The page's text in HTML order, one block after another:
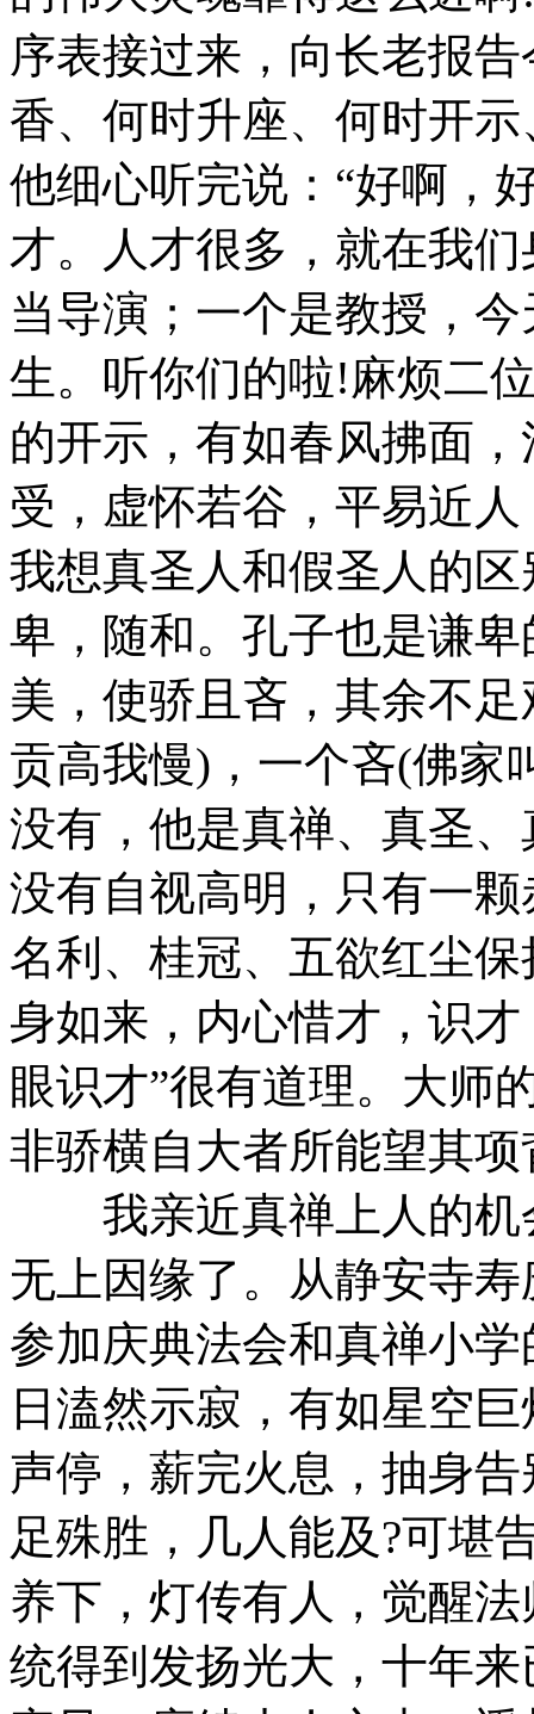
序表接过来，向长老报
香、何时升座、何时开
他细心听完说：“好啊，
才。人才很多，就在我
当导演；一个是教授，
生。听你们的啦!麻烦二
的开示，有如春风拂面
受，虚怀若谷，平易近
我想真圣人和假圣人的
卑，随和。孔子也是谦
美，使骄且吝，其余不
贡高我慢)，一个吝(佛家
没有，他是真禅、真圣
没有自视高明，只有一
名利、桂冠、五欲红尘
身如来，内心惜才，识
眼识才”很有道理。大师
非骄横自大者所能望其项
我亲近真禅上人的机
无上因缘了。从静安寺
参加庆典法会和真禅小
日溘然示寂，有如星空
声停，薪完火息，抽身
足殊胜，几人能及?可堪
养下，灯传有人，觉醒
统得到发扬光大，十年